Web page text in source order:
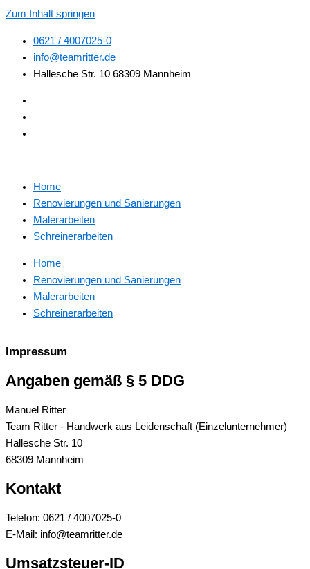
Zum Inhalt springen
0621 / 4007025-0
info@teamritter.de
Hallesche Str. 10 68309 Mannheim
Home
Renovierungen und Sanierungen
Malerarbeiten
Schreinerarbeiten
Home
Renovierungen und Sanierungen
Malerarbeiten
Schreinerarbeiten
Impressum
Angaben gemäß § 5 DDG
Manuel Ritter
Team Ritter - Handwerk aus Leidenschaft (Einzelunternehmer)
Hallesche Str. 10
68309 Mannheim
Kontakt
Telefon: 0621 / 4007025-0
E-Mail: info@teamritter.de
Umsatzsteuer-ID